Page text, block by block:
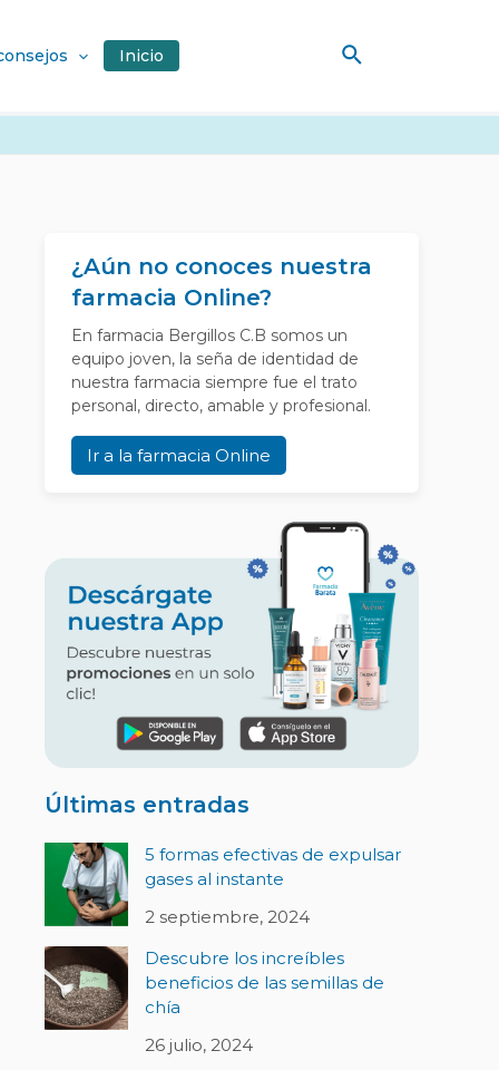
Inicio Buscar
¿Aún no conoces nuestra
farmacia Online?
En farmacia Bergillos C.B somos un
equipo joven, la seña de identidad de
nuestra farmacia siempre fue el trato
personal, directo, amable y profesional.
Ir a la farmacia Online
Últimas entradas
5 formas efectivas de expulsar
gases al instante
2 septiembre, 2024
Descubre los increíbles
beneficios de las semillas de
chía
26 julio, 2024